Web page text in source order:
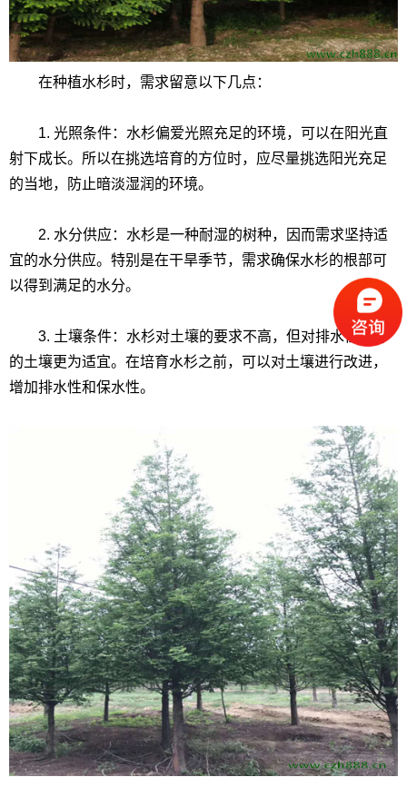
在种植水杉时，需求留意以下几点：
1. 光照条件：水杉偏爱光照充足的环境，可以在阳光直
射下成长。所以在挑选培育的方位时，应尽量挑选阳光充足
的当地，防止暗淡湿润的环境。
2. 水分供应：水杉是一种耐湿的树种，因而需求坚持适
宜的水分供应。特别是在干旱季节，需求确保水杉的根部可
以得到满足的水分。
3. 土壤条件：水杉对土壤的要求不高，但对排水性较好
的土壤更为适宜。在培育水杉之前，可以对土壤进行改进，
增加排水性和保水性。